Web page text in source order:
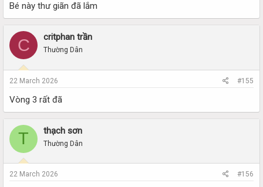
Bé này thư giãn đã lắm
C critphan trần
Thường Dân
22 March 2026 #155
Vòng 3 rất đã
T thạch sơn
Thường Dân
22 March 2026 #156